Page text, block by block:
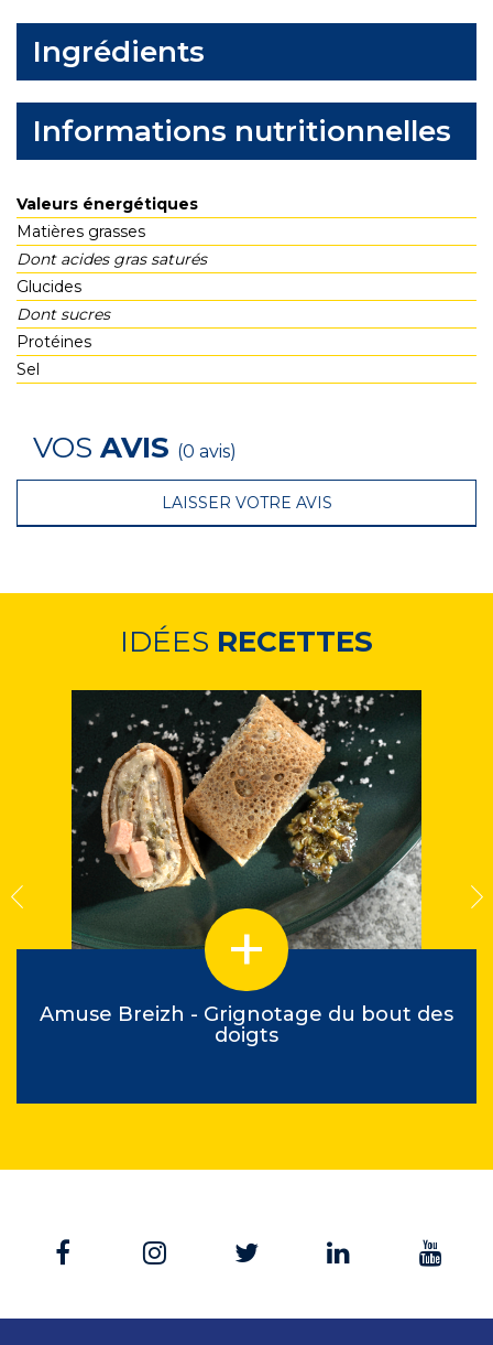
Ingrédients
Informations nutritionnelles
Valeurs énergétiques
Matières grasses
Dont acides gras saturés
Glucides
Dont sucres
Protéines
Sel
VOS AVIS (0 avis)
LAISSER VOTRE AVIS
IDÉES RECETTES
Amuse Breizh - Grignotage du bout des
doigts